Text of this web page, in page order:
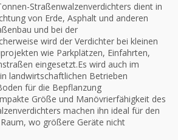
Straßenwalzenverdichters dient in
von Erde, Asphalt und anderen
und bei der
wird der Verdichter bei kleinen
wie Parkplätzen, Einfahrten,
eingesetzt.Es wird auch im
landwirtschaftlichen Betrieben
für die Bepflanzung
Größe und Manövrierfähigkeit des
machen ihn ideal für den
wo größere Geräte nicht